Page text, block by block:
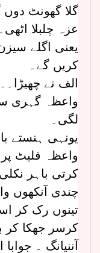
گلا گھونٹ
عزہ چلبلا اٹھی۔
یعنی اگلے
کریں گے۔
الف نے
واعظہ گہری
لگی۔
یونہی ہنستے
واعظہ فلیٹ پر
کرتی باہر
چندی آنکھوں
تینوں رک کر
کرسر جھکا کر
آننیانگ ۔